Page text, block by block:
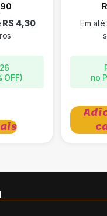
OFF)
R$ 4,30
no
Em